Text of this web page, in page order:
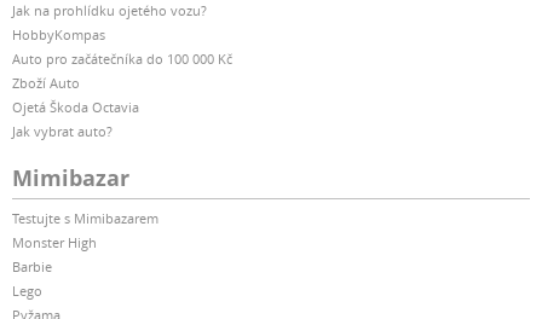
Jak na prohlídku ojetého vozu?
HobbyKompas
Auto pro začátečníka do 100 000 Kč
Zboží Auto
Ojetá Škoda Octavia
Jak vybrat auto?
Mimibazar
Testujte s Mimibazarem
Monster High
Barbie
Lego
Pyžama